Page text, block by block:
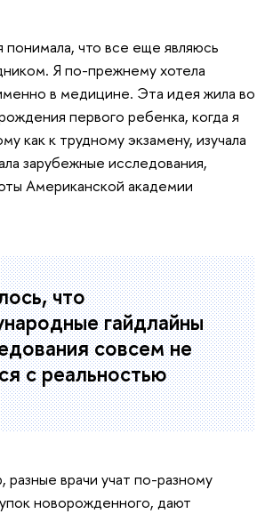
что все еще являюсь
Я по-прежнему хотела
в медицине. Эта идея жила во
первого ребенка, когда я
как к трудному экзамену, изучала
зарубежные исследования,
Американской академии
что
гайдлайны
совсем не
с реальностью
разные врачи учат по-разному
новорожденного, дают